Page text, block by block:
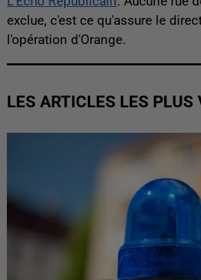
exclue, c'est ce qu'assure le
l'opération d'Orange.
LES ARTICLES LES PLUS